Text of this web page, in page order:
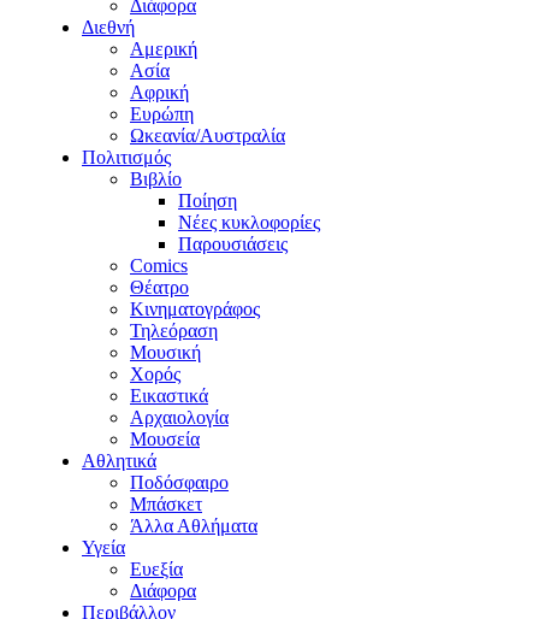
Διάφορα
Διεθνή
Αμερική
Ασία
Αφρική
Ευρώπη
Ωκεανία/Αυστραλία
Πολιτισμός
Βιβλίο
Ποίηση
Νέες κυκλοφορίες
Παρουσιάσεις
Comics
Θέατρο
Κινηματογράφος
Τηλεόραση
Μουσική
Χορός
Εικαστικά
Αρχαιολογία
Μουσεία
Αθλητικά
Ποδόσφαιρο
Μπάσκετ
Άλλα Αθλήματα
Υγεία
Ευεξία
Διάφορα
Περιβάλλον